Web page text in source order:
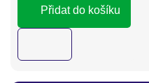
Přidat do košíku